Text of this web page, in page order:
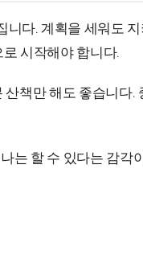
다. 계획을 세워도
시작해야 합니다.
책만 해도 좋습니다.
는 할 수 있다는 감각